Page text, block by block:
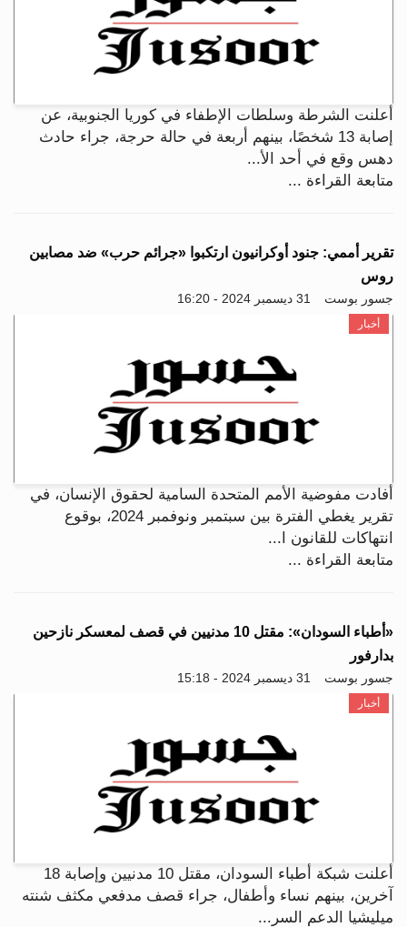
أعلنت الشرطة وسلطات الإطفاء في كوريا الجنوبية، عن
إصابة 13 شخصًا، بينهم أربعة في حالة حرجة، جراء حادث
دهس وقع في أحد الأ...
متابعة القراءة ...
تقرير أممي: جنود أوكرانيون ارتكبوا «جرائم حرب» ضد مصابين
روس
جسور بوست 31 ديسمبر 2024 - 16:20
أخبار
أفادت مفوضية الأمم المتحدة السامية لحقوق الإنسان، في
تقرير يغطي الفترة بين سبتمبر ونوفمبر 2024، بوقوع
انتهاكات للقانون ا...
متابعة القراءة ...
«أطباء السودان»: مقتل 10 مدنيين في قصف لمعسكر نازحين
بدارفور
جسور بوست 31 ديسمبر 2024 - 15:18
أخبار
أعلنت شبكة أطباء السودان، مقتل 10 مدنيين وإصابة 18
آخرين، بينهم نساء وأطفال، جراء قصف مدفعي مكثف شنته
ميليشيا الدعم السر...